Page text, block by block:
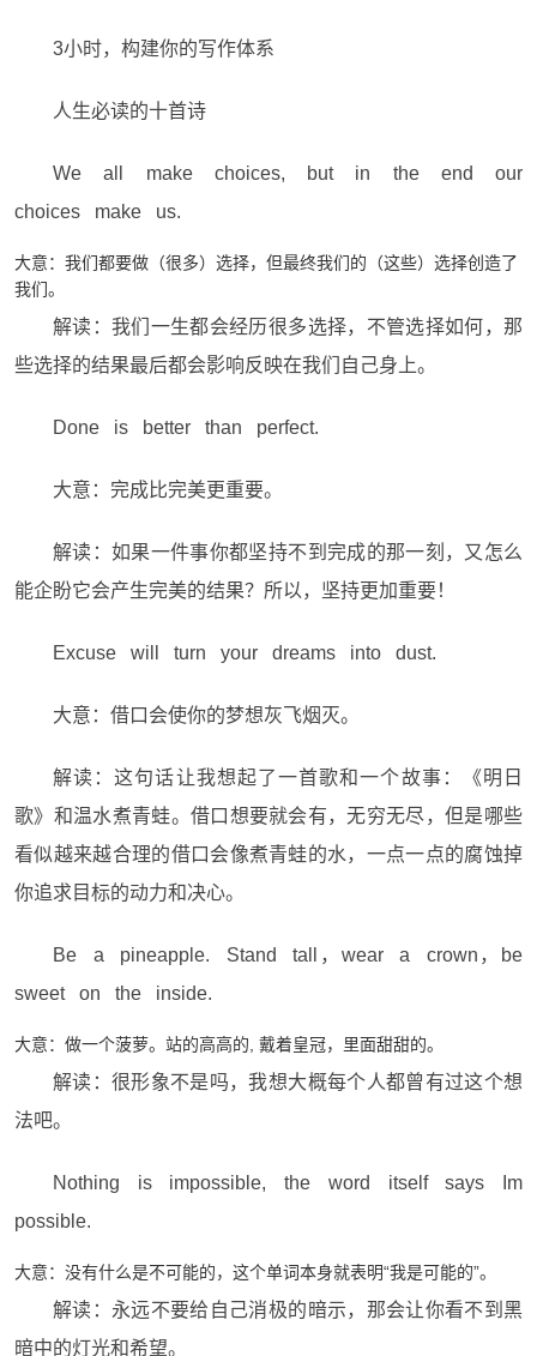
3小时，构建你的写作体系
人生必读的十首诗
We all make choices, but in the end our
choices make us.
大意：我们都要做（很多）选择，但最终我们的（这些）选择创造了
我们。
解读：我们一生都会经历很多选择，不管选择如何，那
些选择的结果最后都会影响反映在我们自己身上。
Done is better than perfect.
大意：完成比完美更重要。
解读：如果一件事你都坚持不到完成的那一刻，又怎么
能企盼它会产生完美的结果？所以，坚持更加重要！
Excuse will turn your dreams into dust.
大意：借口会使你的梦想灰飞烟灭。
解读：这句话让我想起了一首歌和一个故事：《明日
歌》和温水煮青蛙。借口想要就会有，无穷无尽，但是哪些
看似越来越合理的借口会像煮青蛙的水，一点一点的腐蚀掉
你追求目标的动力和决心。
Be a pineapple. Stand tall，wear a crown，be
sweet on the inside.
大意：做一个菠萝。站的高高的, 戴着皇冠，里面甜甜的。
解读：很形象不是吗，我想大概每个人都曾有过这个想
法吧。
Nothing is impossible, the word itself says Im
possible.
大意：没有什么是不可能的，这个单词本身就表明“我是可能的”。
解读：永远不要给自己消极的暗示，那会让你看不到黑
暗中的灯光和希望。